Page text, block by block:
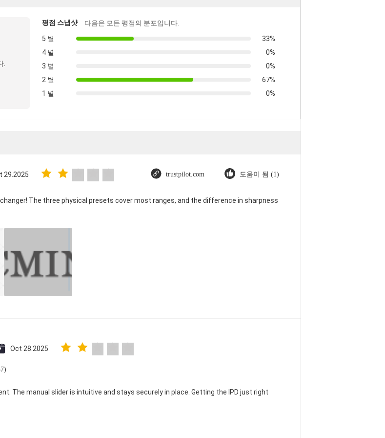
.
평점 스냅샷
다음은 모든 평점의 분포입니다.
5 별
33%
4 별
0%
3 별
0%
2 별
67%
1 별
0%
29.2025 trustpilot.com 도움이 됨 (1)
The three physical presets cover most ranges, and the difference in sharpness
Oct 28.2025
The manual slider is intuitive and stays securely in place. Getting the IPD just right